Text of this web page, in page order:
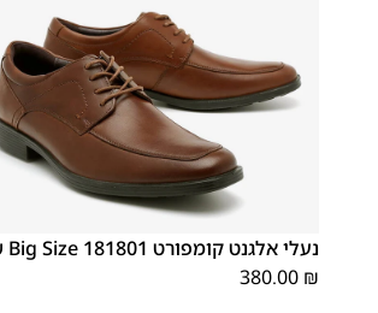
נעלי אלגנט קומפורט 181801 Big Size שחור
380.00 ₪